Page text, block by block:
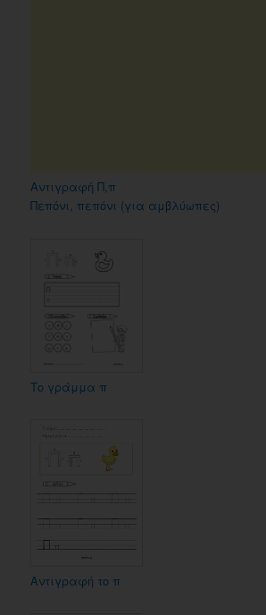
Αντιγραφή Π,π
Πεπόνι, πεπόνι (για αμβλύωπες)
Το γράμμα π
Αντιγραφή το π